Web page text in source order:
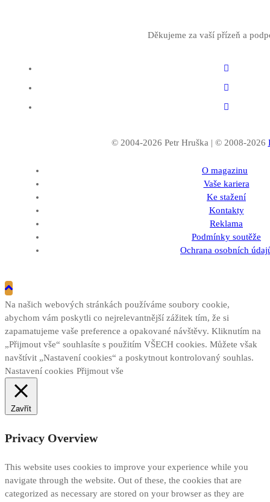
Děkujeme za vaší přízeň a
© 2004-2026 Petr Hruška | © 2008-2026
O magazinu
Vaše kariera
Ke stažení
Kontakty
Reklama
Podmínky soutěže
Ochrana osobních
Na našich webových stránkách používáme soubory cookie,
abychom vám poskytli co nejrelevantnější zážitek tím, že si
zapamatujeme vaše preference a opakované návštěvy. Kliknutím na
„Přijmout vše“ souhlasíte s použitím VŠECH cookies. Můžete však
navštívit „Nastavení cookies“ a poskytnout kontrolovaný souhlas.
Nastavení cookies Přijmout vše
Zavřít
Privacy Overview
This website uses cookies to improve your experience while you
navigate through the website. Out of these, the cookies that are
categorized as necessary are stored on your browser as they are